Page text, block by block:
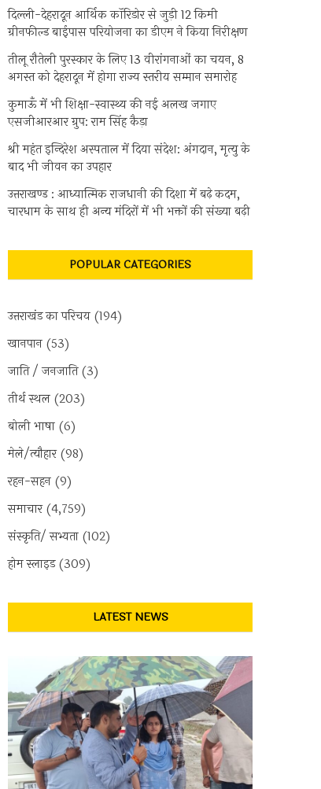
दिल्ली-देहरादून आर्थिक कॉरिडोर से जुड़ी 12 किमी
ग्रीनफील्ड बाईपास परियोजना का डीएम ने किया निरीक्षण
तीलू रौतेली पुरस्कार के लिए 13 वीरांगनाओं का चयन, 8
अगस्त को देहरादून में होगा राज्य स्तरीय सम्मान समारोह
कुमाऊँ में भी शिक्षा-स्वास्थ्य की नई अलख जगाए
एसजीआरआर ग्रुप: राम सिंह कैड़ा
श्री महंत इन्दिरेश अस्पताल में दिया संदेश: अंगदान, मृत्यु के
बाद भी जीवन का उपहार
उत्तराखण्ड : आध्यात्मिक राजधानी की दिशा में बढ़े कदम,
चारधाम के साथ ही अन्य मंदिरों में भी भक्तों की संख्या बढ़ी
POPULAR CATEGORIES
उत्तराखंड का परिचय (194)
खानपान (53)
जाति / जनजाति(3)
तीर्थ स्थल (203)
बोली भाषा (6)
मेले/त्यौहार(98)
रहन-सहन (9)
समाचार(4,759)
संस्कृति/ सभ्यता (102)
होम स्लाइड(309)
LATEST NEWS